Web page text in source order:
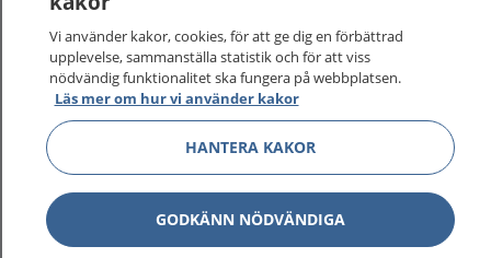
1177 ger dig råd när du vill må bättre.
1177 på flera språk Visa
Om 1177 Visa
Vi använder kakor, cookies, för att ge dig en förbättrad
upplevelse, sammanställa statistik och för att viss
nödvändig funktionalitet ska fungera på webbplatsen.
Läs mer om hur vi använder kakor
HANTERA KAKOR
GODKÄNN NÖDVÄNDIGA